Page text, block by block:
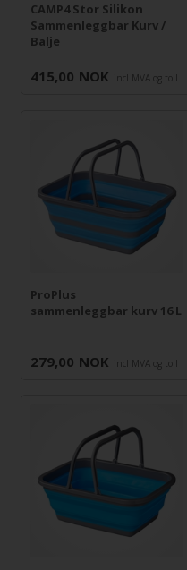
CAMP4 Stor Silikon
Sammenleggbar Kurv /
Balje
415,00 NOK incl MVA og toll
ProPlus
sammenleggbar kurv 16 L
279,00 NOK incl MVA og toll